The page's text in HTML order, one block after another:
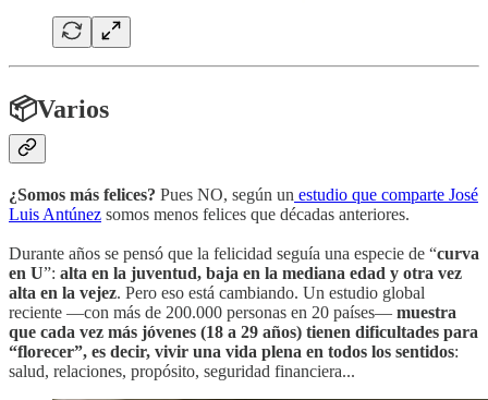
📦Varios
¿Somos más felices? Pues NO, según un estudio que comparte José
Luis Antúnez somos menos felices que décadas anteriores.
Durante años se pensó que la felicidad seguía una especie de “curva
en U”: alta en la juventud, baja en la mediana edad y otra vez
alta en la vejez. Pero eso está cambiando. Un estudio global
reciente —con más de 200.000 personas en 20 países— muestra
que cada vez más jóvenes (18 a 29 años) tienen dificultades para
“florecer”, es decir, vivir una vida plena en todos los sentidos:
salud, relaciones, propósito, seguridad financiera...